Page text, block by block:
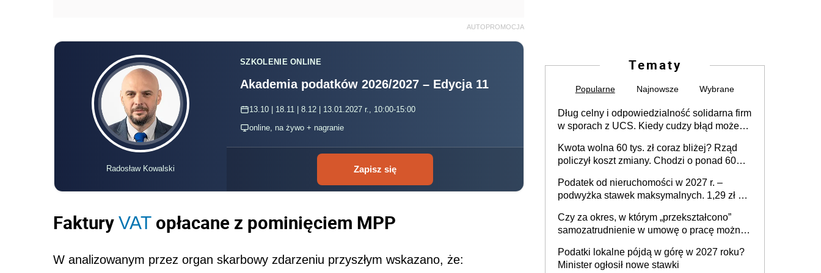
AUTOPROMOCJA
Radosław Kowalski
SZKOLENIE ONLINE
Akademia podatków 2026/2027 – Edycja 11
13.10 | 18.11 | 8.12 | 13.01.2027 r., 10:00-15:00
online, na żywo + nagranie
Zapisz się
Faktury VAT opłacane z pominięciem MPP
W analizowanym przez organ skarbowy zdarzeniu przyszłym wskazano, że:
Tematy
Popularne Najnowsze Wybrane
Dług celny i odpowiedzialność solidarna firm
w sporach z UCS. Kiedy cudzy błąd może
Kwota wolna 60 tys. zł coraz bliżej? Rząd
policzył koszt zmiany. Chodzi o ponad 60
Podatek od nieruchomości w 2027 r. –
podwyżka stawek maksymalnych. 1,29 zł za
budynków i lokali związanych z
prowadzeniem działalności gospodarczej
Czy za okres, w którym „przekształcono”
samozatrudnienie w umowę o pracę można
umowy cywilnoprawnej jedynym
racjonalnym wyjściem
Podatki lokalne pójdą w górę w 2027 roku?
Minister ogłosił nowe stawki